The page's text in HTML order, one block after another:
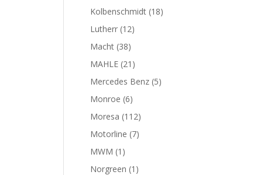
productos
Kolbenschmidt 1818
Lutherr 1212
Macht 3838
productos
MAHLE 21 21
productos
Mercedes Benz 55
Monroe 66
productos
Moresa 112112
productos
Motorline 77
MWM 1 1
producto
Norgreen 1 1